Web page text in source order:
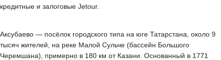
кредитные и залоговые Jetour.
Аксубаево — посёлок городского типа на юге Татарстана, около 9
тысяч жителей, на реке Малой Сульче (бассейн Большого
Черемшана), примерно в 180 км от Казани. Основанный в 1771